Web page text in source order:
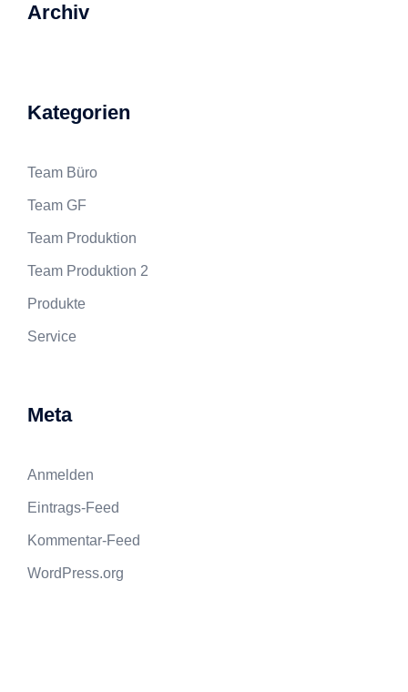
Archiv
Kategorien
Team Büro
Team GF
Team Produktion
Team Produktion 2
Produkte
Service
Meta
Anmelden
Eintrags-Feed
Kommentar-Feed
WordPress.org